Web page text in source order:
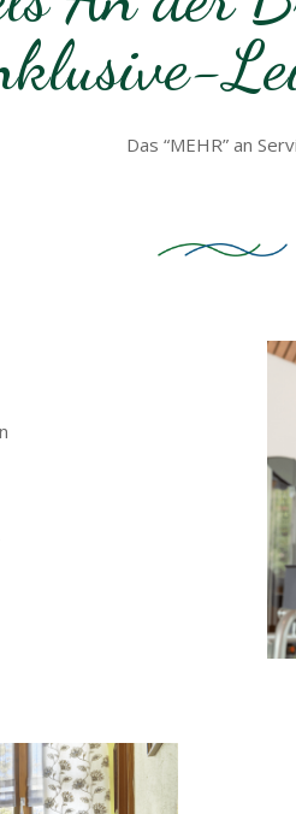
Das “MEHR” an